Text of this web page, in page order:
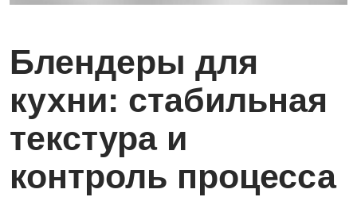
Блендеры для
кухни: стабильная
текстура и
контроль процесса